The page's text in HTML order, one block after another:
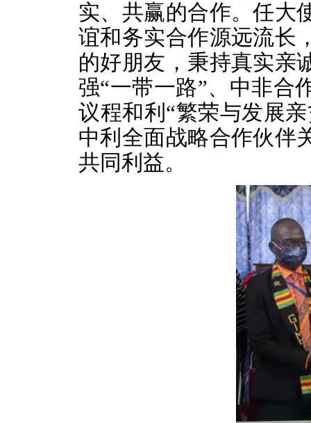
实、共赢的合作。任大
谊和务实合作源远流长
的好朋友，秉持真实亲
强“一带一路”、中非合
议程和利“繁荣与发展
中利全面战略合作伙伴
共同利益。